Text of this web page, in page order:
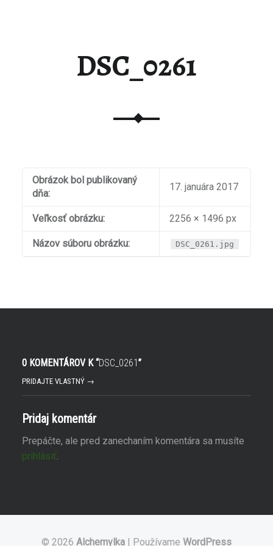
DSC_0261
Obrázok bol publikovaný
dňa:
17. januára 2017
Veľkosť obrázku: 2256 × 1496 px
Názov súboru obrázku: DSC_0261.jpg
0 KOMENTÁROV K “DSC_0261”
PRIDAJTE VLASTNÝ →
Pridaj komentár
Prepáčte, ale pred zanechaním komentára sa musíte
prihlásiť.
© 2026 Alchemylka Používame WordPress